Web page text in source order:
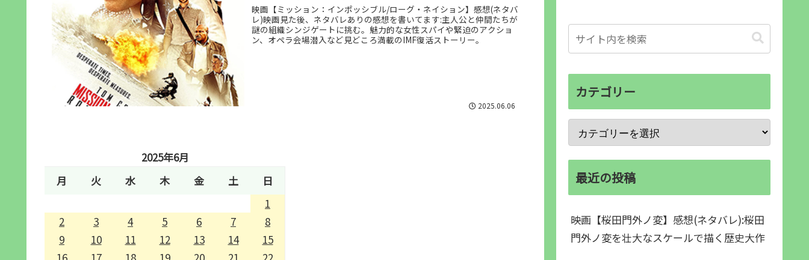
映画【ミッション：インポッシブル/ローグ・ネイション】感想(ネタバ
レ)映画見た後、ネタバレありの感想を書いてます:主人公と仲間たちが
謎の組織シンジゲートに挑む。魅力的な女性スパイや緊迫のアクショ
ン、オペラ会場潜入など見どころ満載のIMF復活ストーリー。
2025.06.06
2025年6月
月
火 水 木 金 土
日
1
2
3 4 5 6 7
8
9
10 11 12 13 14
15
カテゴリー
最近の投稿
映画【桜田門外ノ変】感想(ネタバレ):桜田
門外ノ変を壮大なスケールで描く歴史大作